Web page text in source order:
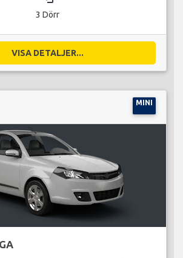
3 Dörr
VISA DETALJER...
MINI